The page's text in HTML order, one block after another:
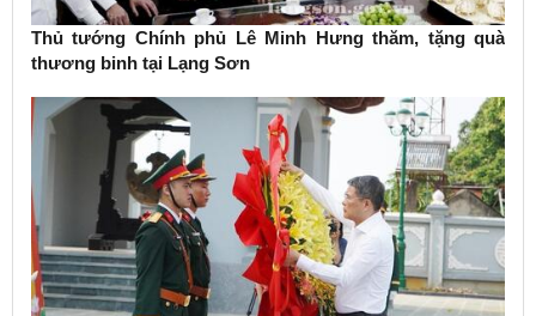
Thủ tướng Chính phủ Lê Minh Hưng thăm, tặng quà
thương binh tại Lạng Sơn